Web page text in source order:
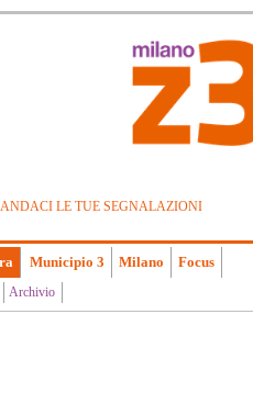
LE TUE SEGNALAZIONI
Municipio 3 Milano Focus
Archivio